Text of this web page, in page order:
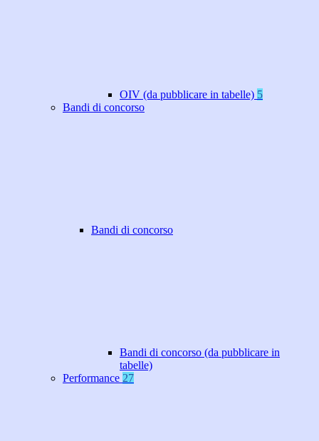
OIV (da pubblicare in tabelle) 5
Bandi di concorso
Bandi di concorso
Bandi di concorso (da pubblicare in
tabelle)
Performance 27